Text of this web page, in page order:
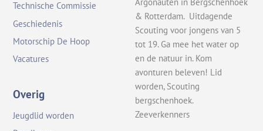
Technische Commissie
Geschiedenis
Motorschip De Hoop
Vacatures
Overig
Jeugdlid worden
Argonauten in Bergschenhoek
& Rotterdam. Uitdagende
Scouting voor jongens van 5
tot 19. Ga mee het water op
en de natuur in. Kom
avonturen beleven! Lid
worden, Scouting
bergschenhoek.
Zeeverkenners